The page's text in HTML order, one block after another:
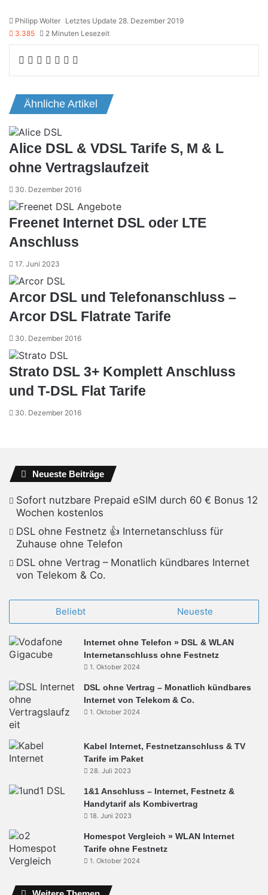
Philipp Wolter Letztes Update 28. Dezember 2019
3.385
2 Minuten Lesezeit
Facebook
X Reddit
WhatsApp
Telegram
Teile
Mail
Ähnliche Artikel
Alice DSL & VDSL Tarife S, M & L
ohne Vertragslaufzeit
30. Dezember 2016
Freenet Internet DSL oder LTE
Anschluss
17. Juni 2023
Arcor DSL und Telefonanschluss –
Arcor DSL Flatrate Tarife
30. Dezember 2016
Strato DSL 3+ Komplett Anschluss
und T-DSL Flat Tarife
30. Dezember 2016
Neueste Beiträge
Sofort nutzbare Prepaid eSIM durch 60 € Bonus 12
Wochen kostenlos
DSL ohne Festnetz 👍 Internetanschluss für
Zuhause ohne Telefon
DSL ohne Vertrag – Monatlich kündbares Internet
von Telekom & Co.
Beliebt Neueste
Internet ohne Telefon » DSL & WLAN
Internetanschluss ohne Festnetz
1. Oktober 2024
DSL ohne Vertrag – Monatlich kündbares
Internet von Telekom & Co.
1. Oktober 2024
Kabel Internet, Festnetzanschluss & TV
Tarife im Paket
28. Juli 2023
1&1 Anschluss – Internet, Festnetz &
Handytarif als Kombivertrag
18. Juni 2023
Homespot Vergleich » WLAN Internet
Tarife ohne Festnetz
1. Oktober 2024